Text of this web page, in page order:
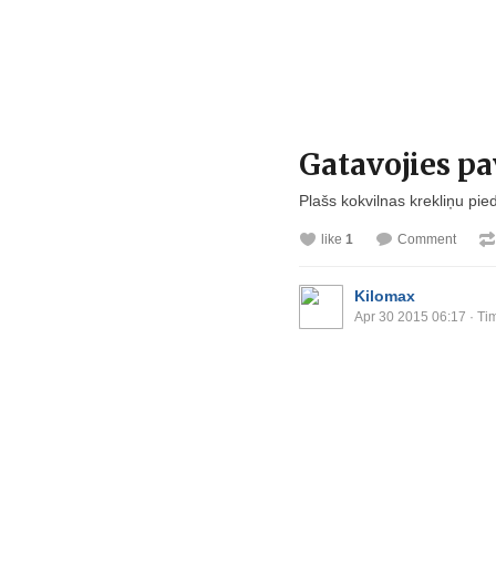
Gatavojies
Plašs kokvilnas krekliņu
like 1 Comment
Kilomax
Apr 30 2015 06:17 ·